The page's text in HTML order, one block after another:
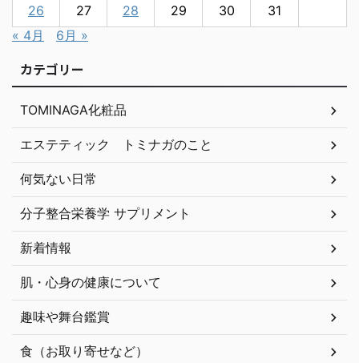
26 27 28 29 30
31
« 4月
6月 »
カテゴリー
TOMINAGA化粧品
エステティック トミナガのこと
何気ない日常
分子整合栄養学 サプリメント
新着情報
肌・心身の健康について
趣味や舞台鑑賞
食（お取り寄せなど）